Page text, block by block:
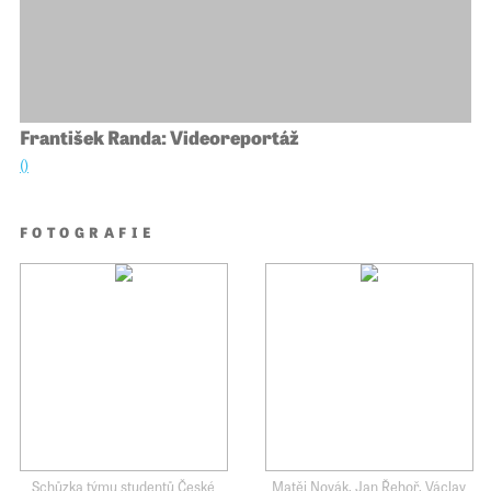
František Randa: Videoreportáž
()
FOTOGRAFIE
Schůzka týmu studentů České Matěj Novák, Jan Řehoř, Václav